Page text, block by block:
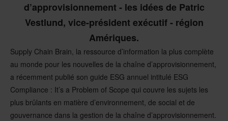
d’approvisionnement - les idées de Patric
Vestlund, vice-président exécutif - région
Amériques.
Supply Chain Brain, la ressource d’information la plus complète
au monde pour les nouvelles de la chaîne d’approvisionnement,
a récemment publié son guide ESG annuel intitulé ESG
Compliance : It’s a Problem of Scope qui couvre les sujets les
plus brûlants en matière d’environnement, de social et de
gouvernance dans la gestion de la chaîne d’approvisionnement.